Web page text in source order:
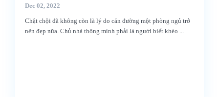
Dec 02, 2022
Chật chội đã không còn là lý do cản đường một phòng ngủ trở
nên đẹp nữa. Chủ nhà thông minh phải là người biết khéo ...